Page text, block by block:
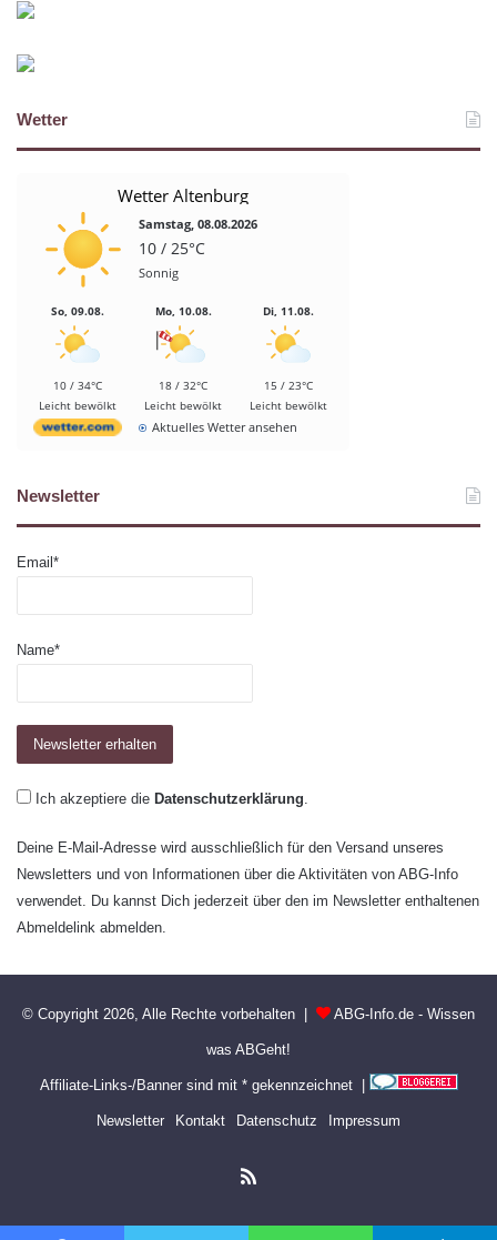
Wetter
Wetter Altenburg
Samstag, 08.08.2026
10 / 25°C
Sonnig
So, 09.08.
10 / 34°C
Leicht bewölkt
Mo, 10.08.
18 / 32°C
Leicht bewölkt
Di, 11.08.
15 / 23°C
Leicht bewölkt
Aktuelles Wetter ansehen
Newsletter
Email*
Name*
Ich akzeptiere die Datenschutzerklärung.
Deine E-Mail-Adresse wird ausschließlich für den Versand unseres
Newsletters und von Informationen über die Aktivitäten von ABG-Info
verwendet. Du kannst Dich jederzeit über den im Newsletter enthaltenen
Abmeldelink abmelden.
© Copyright 2026, Alle Rechte vorbehalten | ABG-Info.de - Wissen
was ABGeht!
Affiliate-Links-/Banner sind mit * gekennzeichnet |
Newsletter Kontakt Datenschutz Impressum